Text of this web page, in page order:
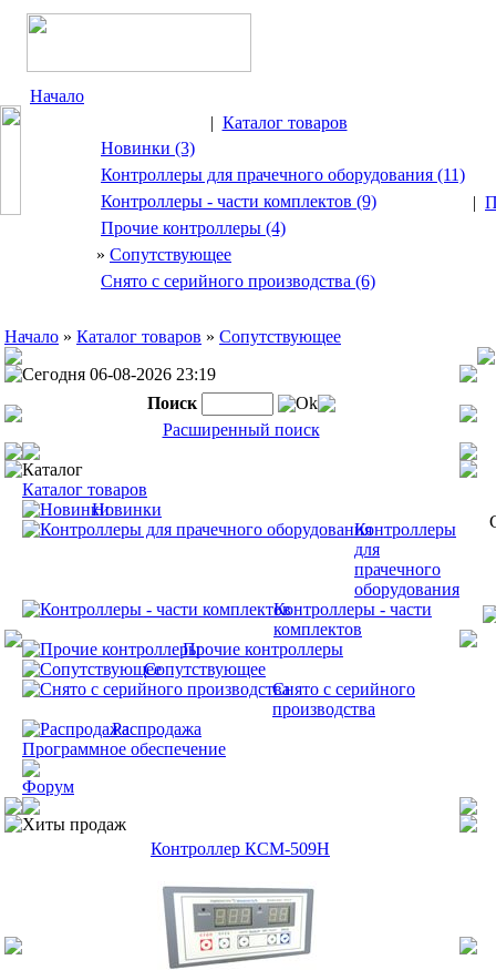
Начало
| Каталог товаров
Новинки (3)
Контроллеры для прачечного оборудования (11)
Контроллеры - части комплектов (9)
Прочие контроллеры (4)
» Сопутствующее
Снято с серийного производства (6)
|
Начало » Каталог товаров » Сопутствующее
Сегодня 06-08-2026 23:19
Поиск
Ok
Расширенный поиск
Каталог
Каталог товаров
Новинки
Контроллеры
для
прачечного
оборудования
Контроллеры - части
комплектов
Прочие контроллеры
Сопутствующее
Снято с серийного
производства
Распродажа
Программное обеспечение
Форум
Хиты продаж
Контроллер КСМ-509H